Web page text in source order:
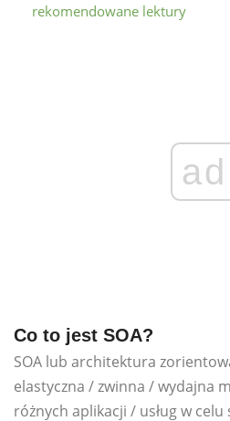
rekomendowane lektury
ad
Co to jest SOA?
SOA lub architektura
elastyczna / zwinna / wydajna
różnych aplikacji / usług w